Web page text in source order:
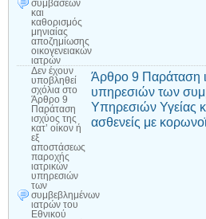
συμβάσεων
και
καθορισμός
μηνιαίας
αποζημίωσης
οικογενειακών
ιατρών
Δεν έχουν
υποβληθεί
σχόλια στο
Άρθρο 9
Παράταση
ισχύος της
κατ’ οίκον ή
εξ
αποστάσεως
παροχής
ιατρικών
υπηρεσιών
των
συμβεβλημένων
ιατρών του
Εθνικού
Άρθρο 9 Παράταση
υπηρεσιών των
Υπηρεσιών Υγείας
ασθενείς με